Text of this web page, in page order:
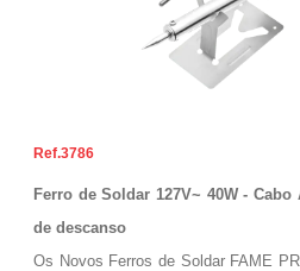
3786
Ferro de Soldar 127V~ 40W -
de descanso
Os Novos Ferros de Soldar FAME